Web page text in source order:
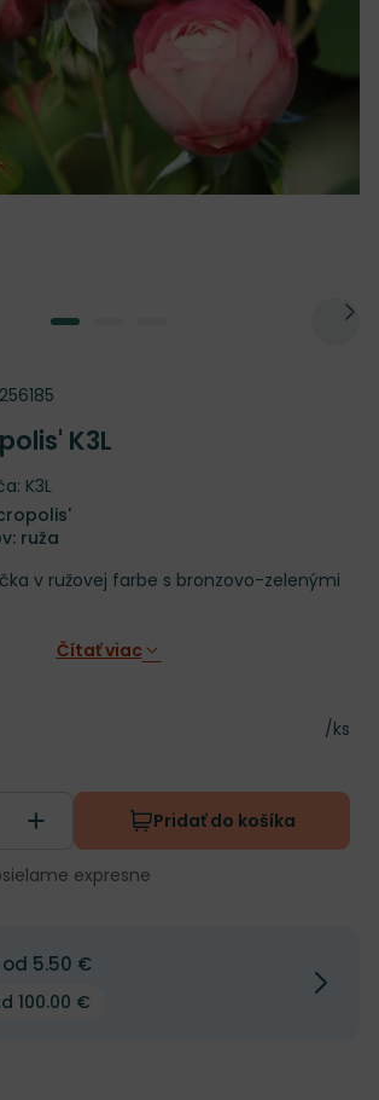
K3L
K3L
ruža
v ružovej farbe s bronzovo-zelenými
Čítať viac
Cena
/ks
Pridať do košíka
expresne
5.50 €
100.00 €